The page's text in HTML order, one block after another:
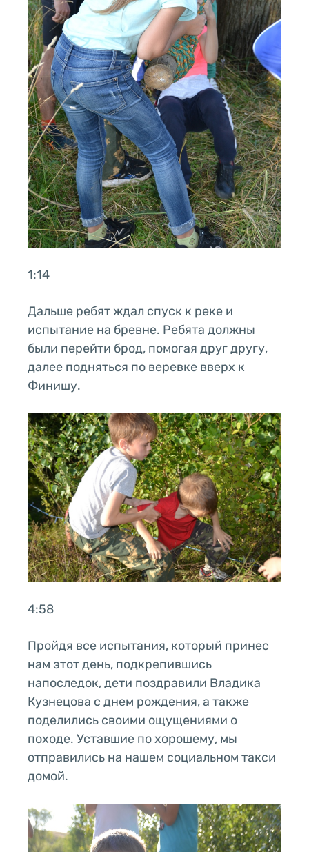
1:14
Дальше ребят ждал спуск к реке и
испытание на бревне. Ребята должны
были перейти брод, помогая друг другу,
далее подняться по веревке вверх к
Финишу.
4:58
Пройдя все испытания, который принес
нам этот день, подкрепившись
напоследок, дети поздравили Владика
Кузнецова с днем рождения, а также
поделились своими ощущениями о
походе. Уставшие по хорошему, мы
отправились на нашем социальном такси
домой.